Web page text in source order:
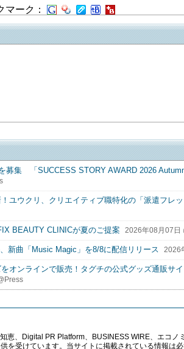
マーク：
募集 「SUCCESS STORY AWARD 2026
ユウクリ、クリエイティブ職特化の「派遣フレ
BEAUTY CLINICが夏のご提案 2026年08月07日
新曲「Music Magic」を8/8に配信リリース 2026
オンラインで販売！タグチの公式グッズ通販サイ
恵、Digital PR Platform、BUSINESS WIRE、エコ
を受けています。当サイトに掲載されている情報は